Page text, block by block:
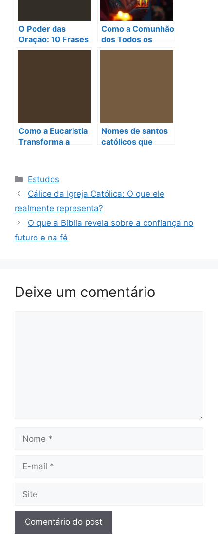
O Poder das
Oração: 10 Frases
que Transformam
Como a Comunhão
dos Todos os
Santos da Igreja
Como a Eucaristia
Transforma a
das Oração na
Missa Católica
Nomes de santos
católicos que
Categorias
Estudos
Cálice da Igreja Católica: O que ele
realmente representa?
O que a Bíblia revela sobre a confiança no
futuro e na fé
Deixe um comentário
Nome
Site